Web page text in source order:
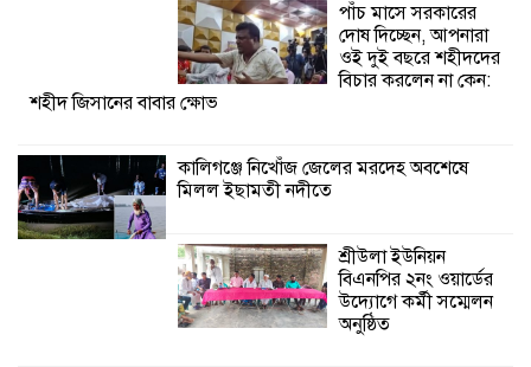
অনুষ্ঠিত
শ্যামনগরে জলবায়ু সহনশীল জনগোষ্ঠী গঠনে
প্রকল্পের অংশগ্রহণমূলক শিখন ও অভিজ্ঞতা
শ্যামনগরে বনবিভাগ ও সিএমসির সাথে
পাঁচ মাসে সরকারের
দোষ দিচ্ছেন, আপনারা
ওই দুই বছরে শহীদদের
বিচার করলেন না কেন:
শহীদ জিসানের বাবার ক্ষোভ
কালিগঞ্জে নিখোঁজ জেলের মরদেহ অবশেষে
মিলল ইছামতী নদীতে
শ্রীউলা ইউনিয়ন
বিএনপির ২নং ওয়ার্ডের
উদ্যোগে কর্মী সম্মেলন
অনুষ্ঠিত